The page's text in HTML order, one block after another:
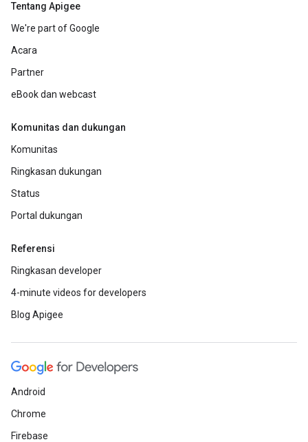
Tentang Apigee
We're part of Google
Acara
Partner
eBook dan webcast
Komunitas dan dukungan
Komunitas
Ringkasan dukungan
Status
Portal dukungan
Referensi
Ringkasan developer
4-minute videos for developers
Blog Apigee
Android
Chrome
Firebase